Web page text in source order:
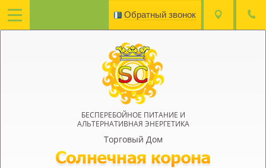
БЕСПЕРЕБОЙНОЕ ПИТАНИЕ И
АЛЬТЕРНАТИВНАЯ ЭНЕРГЕТИКА
Торговый Дом
Обратный звонок